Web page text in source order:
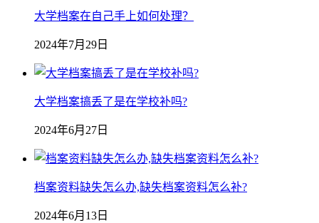
大学档案在自己手上如何处理？
2024年7月29日
大学档案搞丢了是在学校补吗?
2024年6月27日
档案资料缺失怎么办,缺失档案资料怎么补?
2024年6月13日